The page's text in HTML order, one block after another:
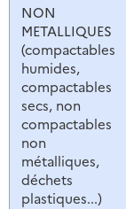
NON
METALLIQUES
(compactables
humides,
compactables
secs, non
compactables
non
métalliques,
déchets
plastiques...)